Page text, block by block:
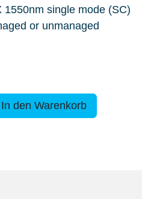
single mode (SC)
or unmanaged
In den Warenkorb